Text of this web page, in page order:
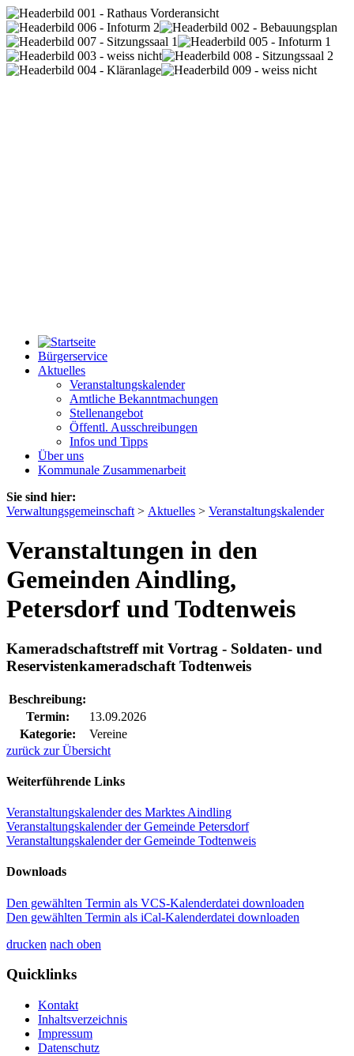
Bürgerservice
Aktuelles
Veranstaltungskalender
Amtliche Bekanntmachungen
Stellenangebot
Öffentl. Ausschreibungen
Infos und Tipps
Über uns
Kommunale Zusammenarbeit
Sie sind hier:
Verwaltungsgemeinschaft > Aktuelles > Veranstaltungskalender
Veranstaltungen in den
Gemeinden Aindling,
Petersdorf und Todtenweis
Kameradschaftstreff mit Vortrag - Soldaten- und
Reservistenkameradschaft Todtenweis
Beschreibung:
Termin:
13.09.2026
Kategorie:
Vereine
zurück zur Übersicht
Weiterführende Links
Veranstaltungskalender des Marktes Aindling
Veranstaltungskalender der Gemeinde Petersdorf
Veranstaltungskalender der Gemeinde Todtenweis
Downloads
Den gewählten Termin als VCS-Kalenderdatei downloaden
Den gewählten Termin als iCal-Kalenderdatei downloaden
drucken nach oben
Quicklinks
Kontakt
Inhaltsverzeichnis
Impressum
Datenschutz